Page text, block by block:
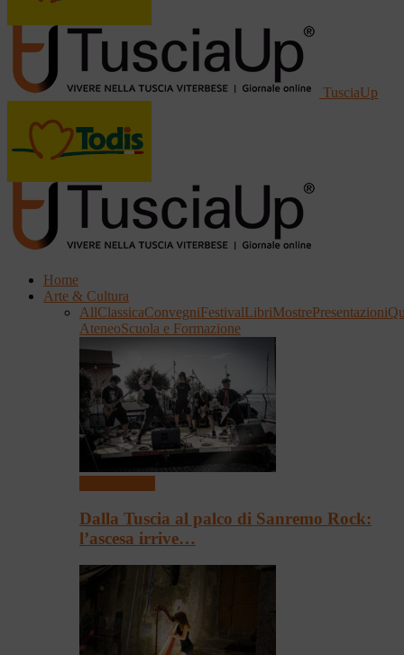
TusciaUp
Home
Arte & Cultura
AllClassicaConvegniFestivalLibriMostrePresentazioni
AteneoScuola e Formazione
Dalla Tuscia al palco di Sanremo Rock:
l’ascesa irrive…